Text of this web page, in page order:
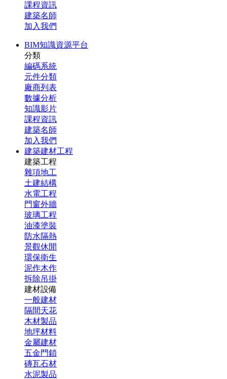
課程資訊
建築名師
加入我們
BIM知識資源平台
分類
編碼系統
元件分類
廠商列表
數據分析
知識影片
課程資訊
建築名師
加入我們
建築建材工程
建築工程
雜項地工
土建結構
水電工程
門窗外牆
玻璃工程
油漆塗裝
防水隔熱
景觀休閒
環保衛生
泥作木作
拆除吊掛
建材設備
一般建材
隔間天花
木材製品
地坪材料
金屬建材
五金門鎖
磚瓦石材
水泥製品